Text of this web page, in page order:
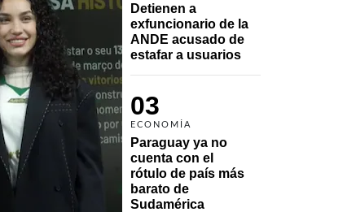
Detienen a
exfuncionario de la
ANDE acusado de
estafar a usuarios
03
ECONOMÍA
Paraguay ya no
cuenta con el
rótulo de país más
barato de
Sudamérica